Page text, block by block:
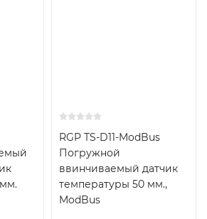
RGP TS-D11-ModBus
Погружной
ввинчиваемый датчик
температуры 50 мм.,
ModBus